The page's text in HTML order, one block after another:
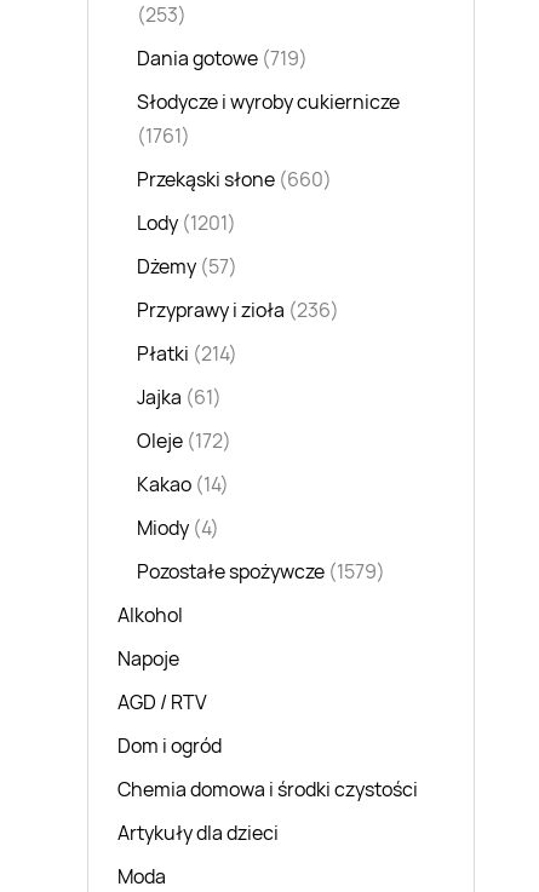
(253)
Dania gotowe (719)
Słodycze i wyroby cukiernicze
(1761)
Przekąski słone (660)
Lody (1201)
Dżemy (57)
Przyprawy i zioła (236)
Płatki (214)
Jajka (61)
Oleje (172)
Kakao (14)
Miody (4)
Pozostałe spożywcze (1579)
Alkohol
Napoje
AGD / RTV
Dom i ogród
Chemia domowa i środki czystości
Artykuły dla dzieci
Moda